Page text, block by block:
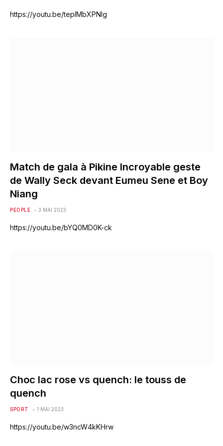
https://youtu.be/tepIMbXPNIg
Match de gala à Pikine Incroyable geste
de Wally Seck devant Eumeu Sene et Boy
Niang
PEOPLE 3 MAI 2023
https://youtu.be/bYQ0MD0K-ck
Choc lac rose vs quench: le touss de
quench
SPORT 1 MAI 2023
https://youtu.be/w3ncW4kKHrw